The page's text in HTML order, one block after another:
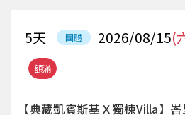
額滿
團體 2026/08/15(
5天
【典藏凱賓斯基Ｘ獨棟Villa】